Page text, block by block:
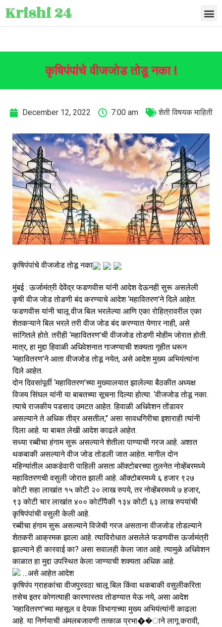
Krishi 24
कृषिपंपांचे वीजजोड तोडू नका !
December 12, 2022 7:00 am शेती विषयक माहिती
कृषिपंपांचे वीजजोड तोडू नका
मुंबई : ऊर्जामंत्री देवेंद्र फडणवीस यांनी आदेश देऊनही सुरू असलेली
कृषी वीज जोड तोडणी बंद करण्याचे आदेश ‘महावितरण’ने दिले आहेत.
फडणवीस यांनी चालू वीज बिल भरलेल्या आणि एका रोहित्रावरील एका
शेतकऱ्याने बिल भरले तरी वीज जोड बंद करण्यात येणार नाही, असे
सांगितले होते. तरीही ‘महावितरण’ची वीजजोड तोडणी मोहीम जोरात होती.
मात्र, हा मुद्दा हिवाळी अधिवेशनात गाजण्याची शक्यता गृहीत धरून
‘महावितरण’ने आता वीजजोड तोडू नयेत, असे आदेश मुख्य अभियंत्यांना
दिले आहेत.
दोन दिवसांपूर्वी ‘महावितरण’च्या मुख्यालयात झालेल्या बैठकीत अध्यक्ष
विजय सिंघल यांनी या बाबतच्या सूचना दिल्या होत्या. ‘वीजजोड तोडू नका.
त्याचे राजकीय पडसाद उमटत आहेत. हिवाळी अधिवेशन तोंडावर
असल्याने ते अधिक तीव्र असतील,’’ असा सावधगिरीचा इशाराही त्यांनी
दिला आहे. या बाबत लेखी आदेश काढले आहेत.
सध्या रब्बीचा हंगाम सुरू असल्याने शेतीला पाण्याची गरज आहे. अशात
थकबाकी असल्याने वीज जोड तोडली जात आहेत. मागील दोन
महिन्यांतील आकडेवारी पाहिली असता ऑक्टोबरच्या तुलनेत नोव्हेंबरमध्ये
महावितरणची वसुली जोरात झाली आहे. ऑक्टोबरमध्ये ६ हजार ९२७
कोटी सहा लाखांत १५ कोटी २० लाख रुपये, तर नोव्हेंबरमध्ये ७ हजार,
९३ कोटी चार लाखांत ४०० कोटींपैकी १३४ कोटी ६३ लाख रुपयांची
कृषिपंपांची वसुली केली आहे.
रब्बीचा हंगाम सुरू असल्याने विजेची गरज असताना वीजजोड तोडल्याने
शेतकरी आक्रमक झाला आहे. त्याविरोधात असलेले फडणवीस ऊर्जामंत्री
झाल्याने ही कारवाई का? असा सवालही केला जात आहे. त्यामुळे अधिवेशन
काळात हा मुद्दा उपस्थित केला जाण्याची शक्यता अधिक आहे.
…असे आहेत आदेश
कृषिपंप ग्राहकांचा वीजपुरवठा चालू बिल किंवा थकबाकी वसुलीकरिता
तसेच इतर कोणत्याही कारणास्तव तोडण्यात येऊ नये, असा आदेश
‘महावितरण’च्या महसूल व देयक विभागाच्या मुख्य अभियंत्यांनी काढला
आहे. या निर्णयाची अंमलबजावणी तत्काळ प्रभा��ाने लागू करावी,